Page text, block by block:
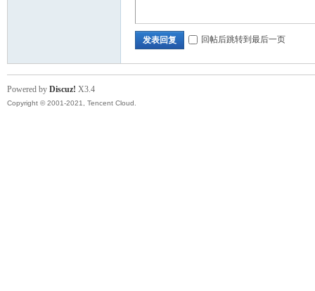
发表回复 回帖后跳转到最后一页
Powered by Discuz! X3.4
Copyright © 2001-2021, Tencent Cloud.